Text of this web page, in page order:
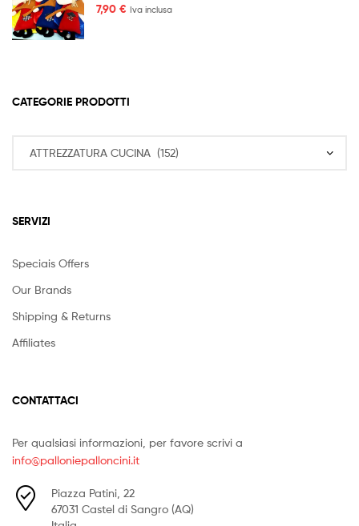
7,90 € Iva inclusa
CATEGORIE PRODOTTI
SERVIZI
Speciais Offers
Our Brands
Shipping & Returns
Affiliates
CONTATTACI
Per qualsiasi informazioni, per favore scrivi a
info@palloniepalloncini.it
Piazza Patini, 22
67031 Castel di Sangro (AQ)